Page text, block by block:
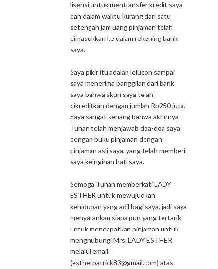
lisensi untuk mentransfer kredit saya
dan dalam waktu kurang dari satu
setengah jam uang pinjaman telah
dimasukkan ke dalam rekening bank
saya.
Saya pikir itu adalah lelucon sampai
saya menerima panggilan dari bank
saya bahwa akun saya telah
dikreditkan dengan jumlah Rp250 juta.
Saya sangat senang bahwa akhirnya
Tuhan telah menjawab doa-doa saya
dengan buku pinjaman dengan
pinjaman asli saya, yang telah memberi
saya keinginan hati saya.
Semoga Tuhan memberkati LADY
ESTHER untuk mewujudkan
kehidupan yang adil bagi saya, jadi saya
menyarankan siapa pun yang tertarik
untuk mendapatkan pinjaman untuk
menghubungi Mrs. LADY ESTHER
melalui email:
(estherpatrick83@gmail.com) atas